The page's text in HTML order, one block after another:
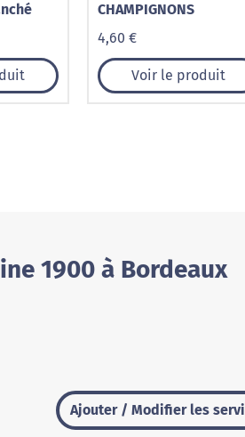
CHAMPIGNONS
4,60 €
Voir le produit
1900 à Bordeaux
Ajouter / Modifier les